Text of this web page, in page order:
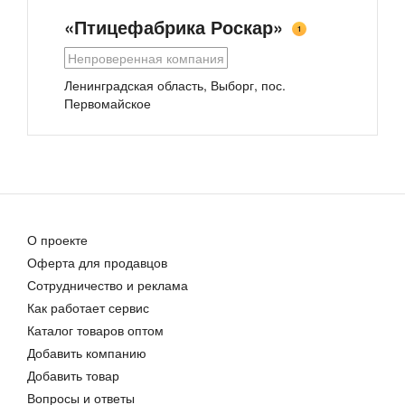
Цена договорная
«Птицефабрика Роскар» 1
Непроверенная компания
Ленинградская область, Выборг, пос.
Первомайское
О проекте
Оферта для продавцов
Сотрудничество и реклама
Как работает сервис
Каталог товаров оптом
Добавить компанию
Добавить товар
Вопросы и ответы